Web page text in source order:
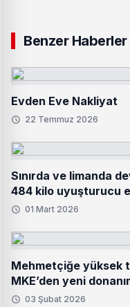
Benzer Haberler
Evden Eve Nakliyat
22 Temmuz 2026
Sınırda ve limanda
484 kilo uyuşturucu
01 Mart 2026
Mehmetçiğe yüksek
MKE’den yeni
03 Şubat 2026